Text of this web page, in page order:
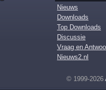
Nieuws
Downloads
Top Downloads
Discussie
Vraag en
Nieuws2.nl
© 1999-2026